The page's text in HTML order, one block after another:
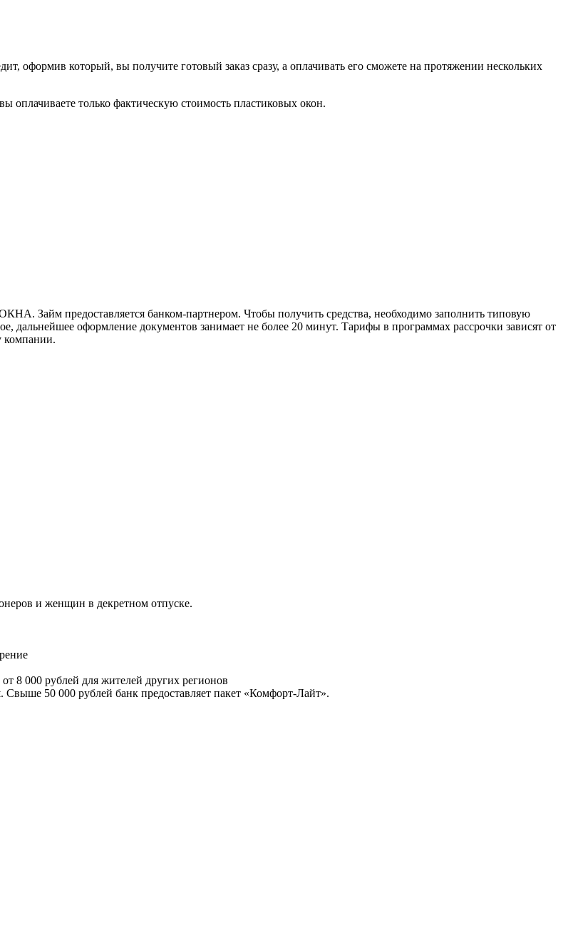
оформив который, вы получите готовый заказ сразу, а оплачивать его сможете на протяжении нескольких
только фактическую стоимость пластиковых окон.
Займ предоставляется банком-партнером. Чтобы получить средства, необходимо заполнить типовую
дальнейшее оформление документов занимает не более 20 минут. Тарифы в программах рассрочки зависят от
компании.
и женщин в декретном отпуске.
8 000 рублей для жителей других регионов
50 000 рублей банк предоставляет пакет «Комфорт-Лайт».